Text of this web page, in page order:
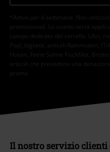
*Attivo per 4 settimane. Non
promozionali. Lo sconto verrà
campo dedicato del carrello. Libri,
Pop!, biglietti, articoli Rammstein,
Hosen, Feine Sahne Fischfilet,
articoli che prevedono una
promo.
Il nostro servizio clienti